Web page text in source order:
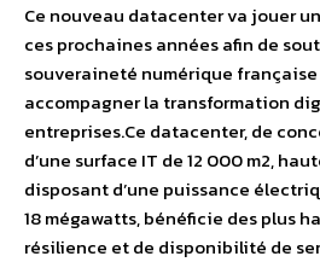
Ce nouveau datacenter va jouer
ces prochaines années afin de
souveraineté numérique
accompagner la transformation
entreprises.Ce datacenter, de
d’une surface IT de 12 000 m2,
disposant d’une puissance
18 mégawatts, bénéficie des plus
résilience et de disponibilité de